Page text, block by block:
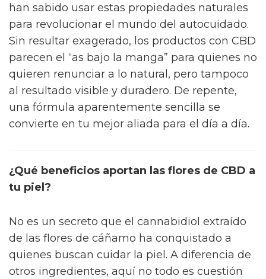
han sabido usar estas propiedades naturales
para revolucionar el mundo del autocuidado.
Sin resultar exagerado, los productos con CBD
parecen el “as bajo la manga” para quienes no
quieren renunciar a lo natural, pero tampoco
al resultado visible y duradero. De repente,
una fórmula aparentemente sencilla se
convierte en tu mejor aliada para el día a día.
¿Qué beneficios aportan las flores de CBD a
tu piel?
No es un secreto que el cannabidiol extraído
de las flores de cáñamo ha conquistado a
quienes buscan cuidar la piel. A diferencia de
otros ingredientes, aquí no todo es cuestión